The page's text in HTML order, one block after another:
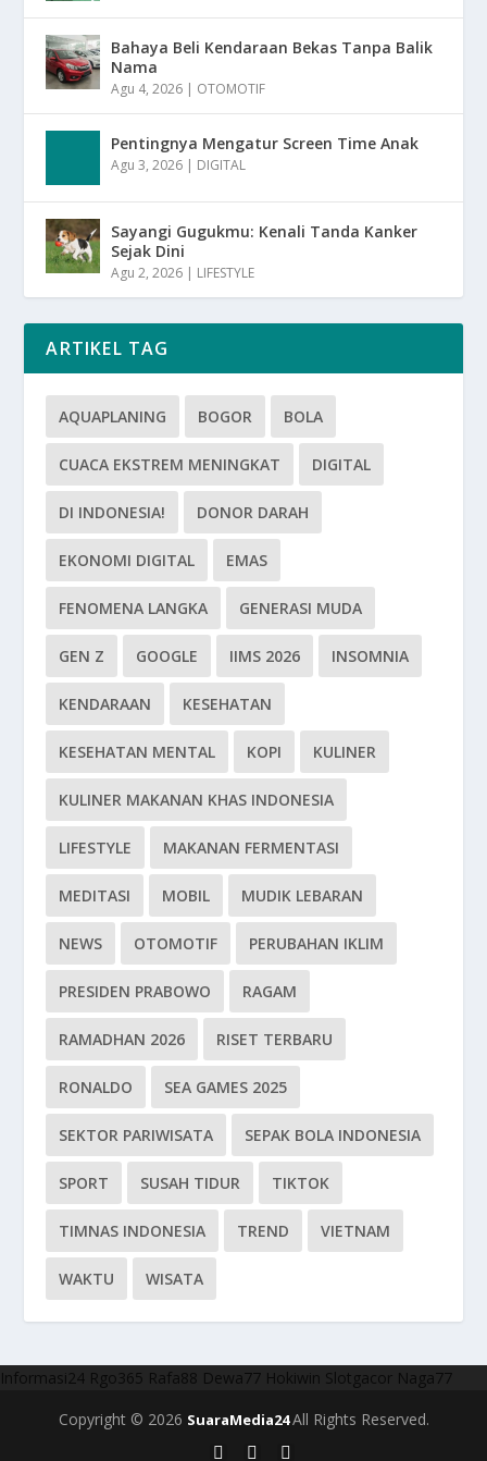
Bahaya Beli Kendaraan Bekas Tanpa Balik
Nama
Agu 4, 2026 | OTOMOTIF
Pentingnya Mengatur Screen Time Anak
Agu 3, 2026 | DIGITAL
Sayangi Gugukmu: Kenali Tanda Kanker
Sejak Dini
Agu 2, 2026 | LIFESTYLE
ARTIKEL TAG
AQUAPLANING BOGOR BOLA
CUACA EKSTREM MENINGKAT DIGITAL
DI INDONESIA! DONOR DARAH
EKONOMI DIGITAL EMAS
FENOMENA LANGKA GENERASI MUDA
GEN Z GOOGLE IIMS 2026 INSOMNIA
KENDARAAN KESEHATAN
KESEHATAN MENTAL KOPI KULINER
KULINER MAKANAN KHAS INDONESIA
LIFESTYLE MAKANAN FERMENTASI
MEDITASI MOBIL MUDIK LEBARAN
NEWS OTOMOTIF PERUBAHAN IKLIM
PRESIDEN PRABOWO RAGAM
RAMADHAN 2026 RISET TERBARU
RONALDO SEA GAMES 2025
SEKTOR PARIWISATA SEPAK BOLA INDONESIA
SPORT SUSAH TIDUR TIKTOK
TIMNAS INDONESIA TREND VIETNAM
WAKTU WISATA
Informasi24 Rgo365 Rafa88 Dewa77 Hokiwin Slotgacor Naga77
Copyright © 2026 SuaraMedia24All Rights Reserved.